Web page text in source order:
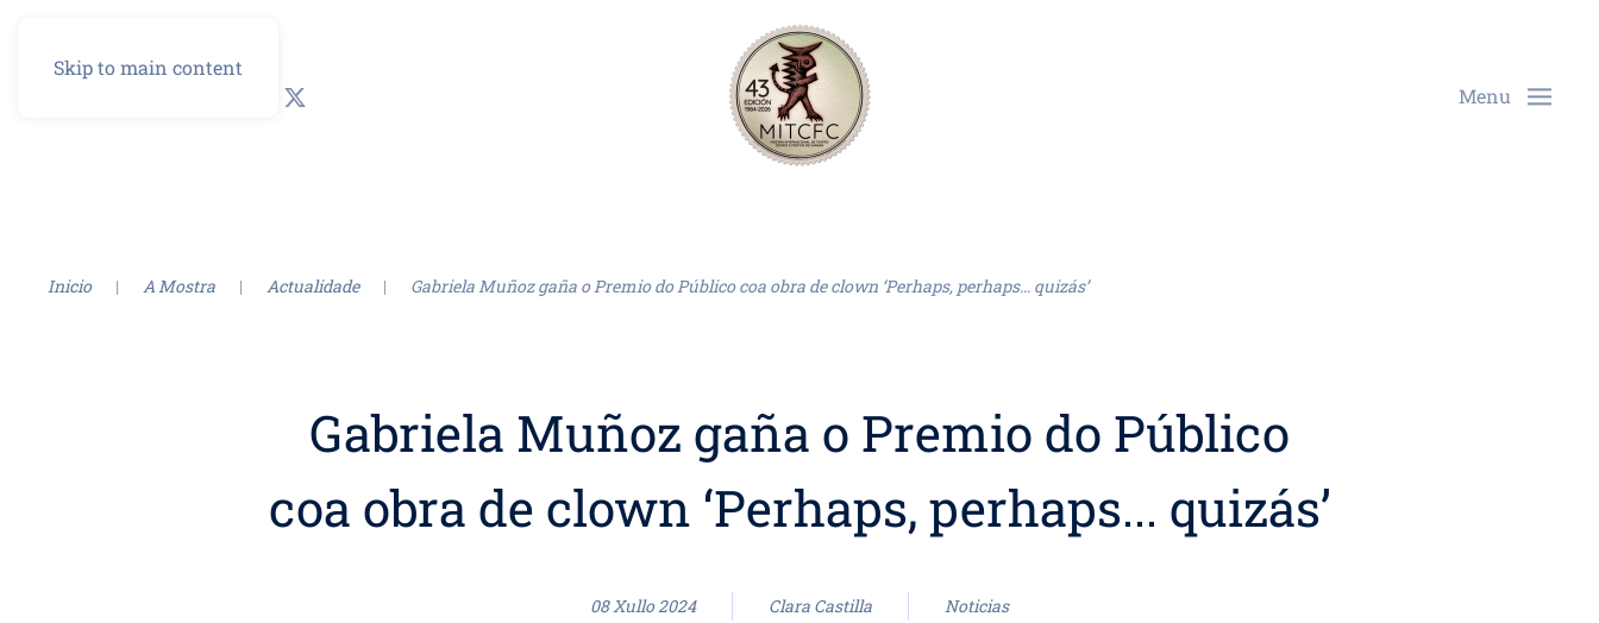
Skip to main content
Menu
Inicio A Mostra Actualidade Gabriela Muñoz gaña o Premio do Público coa obra de clown ‘Perhaps, perhaps... quizás’
Gabriela Muñoz gaña o Premio do Público
coa obra de clown ‘Perhaps, perhaps... quizás’
08 Xullo 2024 Clara Castilla Noticias